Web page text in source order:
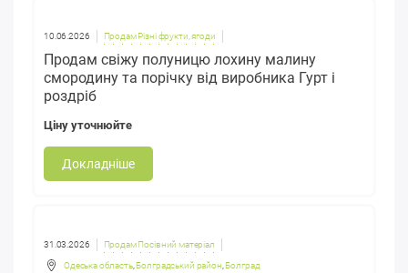
10.06.2026 Продам Різні фрукти, ягоди
Продам свіжу полуницю лохину малину
смородину та порічку від виробника Гурт і
роздріб
Ціну уточнюйте
Докладніше
31.03.2026 Продам Посівний матеріал
Одеська область,Болградський район ,Болград